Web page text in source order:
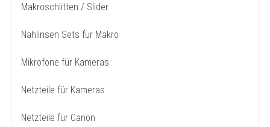
Makroschlitten / Slider
Nahlinsen Sets für Makro
Mikrofone für Kameras
Netzteile für Kameras
Netzteile für Canon